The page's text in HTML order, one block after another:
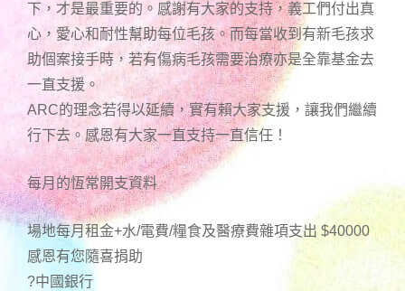
下，才是最重要的。感謝有大家的支持，義工們付出真
心，愛心和耐性幫助每位毛孩。而每當收到有新毛孩求
助個案接手時，若有傷病毛孩需要治療亦是全靠基金去
一直支援。
ARC的理念若得以延續，實有賴大家支援，讓我們繼續
行下去。感恩有大家一直支持一直信任！
每月的恆常開支資料
場地每月租金+水/電費/糧食及醫療費雜項支出 $40000
感恩有您隨喜捐助
?中國銀行